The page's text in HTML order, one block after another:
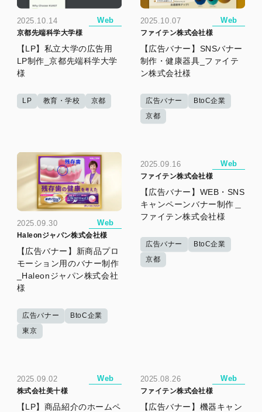
2025.10.14 Web
京都先端科学大学様
【LP】私立大学の広告用
LP制作_京都先端科学大学
様
LP 教育・学校 京都
2025.10.07 Web
ファイテン株式会社様
【広告バナー】SNSバナー
制作・健康器具_ファイテ
ン株式会社様
広告バナー
BtoC企業
京都
2025.09.30 Web
Haleonジャパン株式会社様
【広告バナー】新商品プロ
モーション用のバナー制作
_Haleonジャパン株式会社
様
広告バナー
BtoC企業
東京
2025.09.16 Web
ファイテン株式会社様
【広告バナー】WEB・SNS
キャンペーンバナー制作＿
ファイテン株式会社様
広告バナー
BtoC企業
京都
2025.09.02 Web
株式会社美十様
【LP】商品紹介のホームペ
2025.08.26 Web
ファイテン株式会社様
【広告バナー】機器キャン